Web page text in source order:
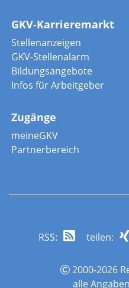
GKV-Karrieremarkt
Stellenanzeigen
GKV-Stellenalarm
Bildungsangebote
Infos für Arbeitgeber
Zugänge
meineGKV
Partnerbereich
RSS: teilen:
2000-2026
alle